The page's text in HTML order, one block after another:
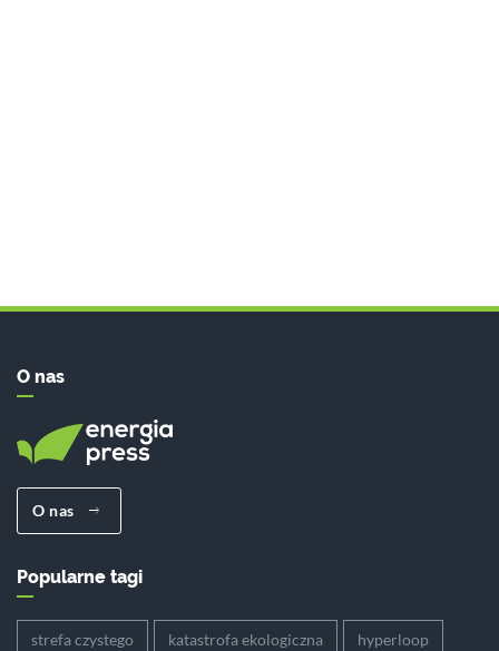
O nas
O nas
Popularne tagi
strefa czystego katastrofa ekologiczna hyperloop